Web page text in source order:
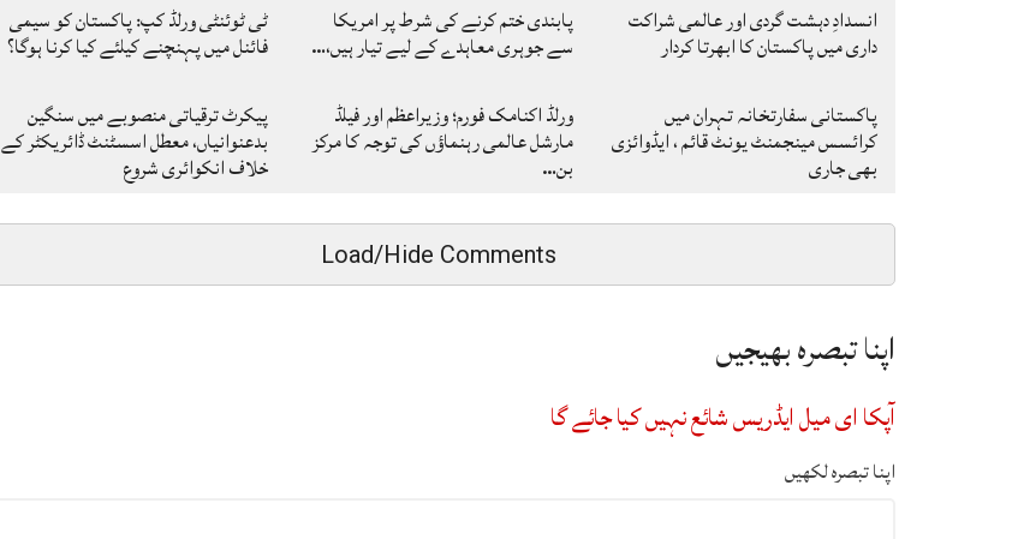
ٹی ٹوئنٹی ورلڈ کپ: پاکستان کو سیمی
فائنل میں پہنچنے کیلئے کیا کرنا ہوگا؟
پابندی ختم کرنے کی شرط پر امریکا
سے جوہری معاہدے کے لیے تیار ہیں،…
انسدادِ دہشت گردی اور عالمی شراکت
داری میں پاکستان کا ابھرتا کردار
پیکرٹ ترقیاتی منصوبے میں سنگین
بدعنوانیاں، معطل اسسٹنٹ ڈائریکٹر کے
خلاف انکوائری شروع
ورلڈ اکنامک فورم؛ وزیراعظم اور فیلڈ
مارشل عالمی رہنماؤں کی توجہ کا مرکز
بن…
پاکستانی سفارتخانہ تہران میں
کرائسس مینجمنٹ یونٹ قائم ، ایڈوائزی
بھی جاری
Load/Hide Comments
اپنا تبصرہ بھیجیں
آپکا ای میل ایڈریس شائع نہیں کیا جائے گا
اپنا تبصرہ لکھیں